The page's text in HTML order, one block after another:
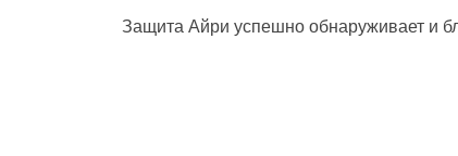
Защита Айри успешно обнаруживает и